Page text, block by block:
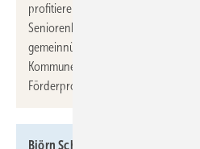
profitieren. Hitze und Kälte sind aber
Seniorenheimen eine große
gemeinnützigen Träger der Freien
Kommunen braucht es zielgenaue
Förderprogramme.“
Björn Schreinermacher, Leiter